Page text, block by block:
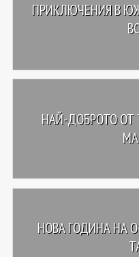
ПРИКЛЮЧЕНИЯ В
НАЙ-ДОБРОТО ОТ
НОВА ГОДИНА НА